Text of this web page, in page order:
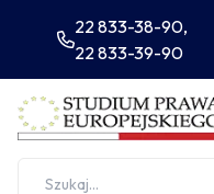
22 833-38-90,
22 833-39-90